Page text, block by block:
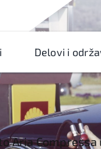
Delovi i
Aria Compressa